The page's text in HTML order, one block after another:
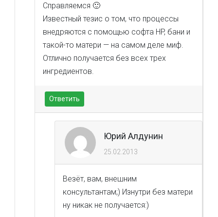
Справляемся 🙂
Известный тезис о том, что процессы
внедряются с помощью софта HP, бани и
такой-то матери — на самом деле миф.
Отлично получается без всех трех
ингредиентов.
Ответить
Юрий Алдунин
25.02.2013
Везёт, вам, внешним
консультантам;) Изнутри без матери
ну никак не получается:)